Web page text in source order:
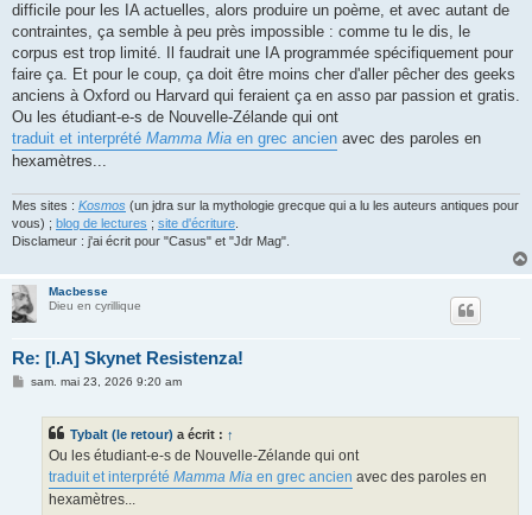
difficile pour les IA actuelles, alors produire un poème, et avec autant de
contraintes, ça semble à peu près impossible : comme tu le dis, le
corpus est trop limité. Il faudrait une IA programmée spécifiquement pour
faire ça. Et pour le coup, ça doit être moins cher d'aller pêcher des geeks
anciens à Oxford ou Harvard qui feraient ça en asso par passion et gratis.
Ou les étudiant-e-s de Nouvelle-Zélande qui ont
traduit et interprété Mamma Mia en grec ancien avec des paroles en
hexamètres...
Mes sites : Kosmos (un jdra sur la mythologie grecque qui a lu les auteurs antiques pour
vous) ; blog de lectures ; site d'écriture
Disclameur : j'ai écrit pour "Casus" et "Jdr Mag".
Macbesse
Dieu en cyrillique
Re: [I.A] Skynet Resistenza!
Msam. mai 23, 2026 9:20 am
Tybalt (le retour) a écrit : ↑
Ou les étudiant-e-s de Nouvelle-Zélande qui ont
traduit et interprété Mamma Mia en grec ancien avec des paroles en
hexamètres...